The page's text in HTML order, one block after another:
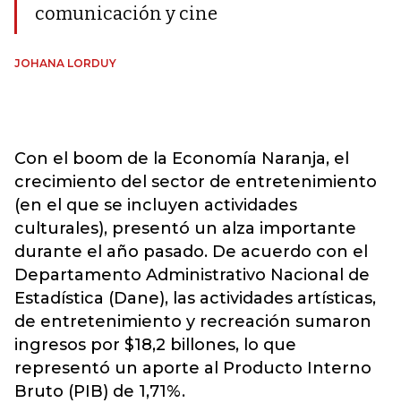
comunicación y cine
JOHANA LORDUY
Con el boom de la Economía Naranja, el
crecimiento del sector de entretenimiento
(en el que se incluyen actividades
culturales), presentó un alza importante
durante el año pasado. De acuerdo con el
Departamento Administrativo Nacional de
Estadística (Dane), las actividades artísticas,
de entretenimiento y recreación sumaron
ingresos por $18,2 billones, lo que
representó un aporte al Producto Interno
Bruto (PIB) de 1,71%.